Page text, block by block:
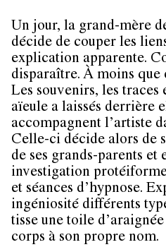
Un jour, la grand-mère
décide de couper les
explication apparente.
disparaître. À moins
Les souvenirs, les traces
aïeule a laissés derrière
accompagnent l’artiste
Celle-ci décide alors de
de ses grands-parents et
investigation
et séances d’hypnose.
ingéniosité différents
tisse une toile
corps à son propre nom.